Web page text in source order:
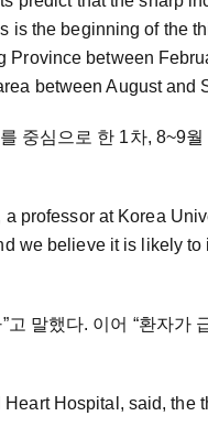
is the beginning of the
Province between
between August and
중심으로 한 1차, 8~9월
professor at Korea
we believe it is likely to
말했다. 이어 “환자가
Hospital, said, the